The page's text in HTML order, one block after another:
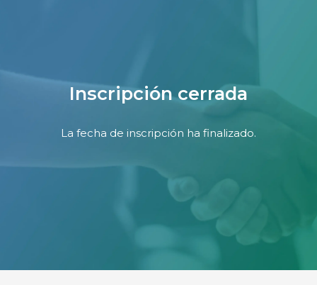
Inscripción cerrada
La fecha de inscripción ha finalizado.